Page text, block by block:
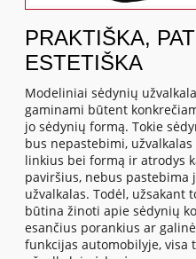
PRAKTIŠKA,
ESTETIŠKA
Modeliniai sėdynių
gaminami būtent
jo sėdynių formą. Tokie
bus nepastebimi,
linkius bei formą ir atrodys
paviršius, nebus pastebima
užvalkalas. Todėl, užsakant
būtina žinoti apie sėdynių
esančius porankius ar
funkcijas automobilyje, visa